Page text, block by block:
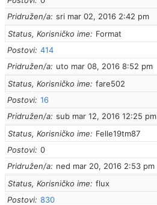
Pridružen/a sri mar 02, 2016 2:42 pm
Status, Korisničko ime
Format
Postovi 414
Pridružen/a
uto mar 08, 2016 8:52 pm
Status, Korisničko ime
fare502
Postovi 16
Pridružen/a sub mar 12, 2016 12:25 pm
Status, Korisničko ime
Felle19tm87
Postovi 0
Pridružen/a
ned mar 20, 2016 2:53 pm
Status, Korisničko ime
flux
Postovi 830